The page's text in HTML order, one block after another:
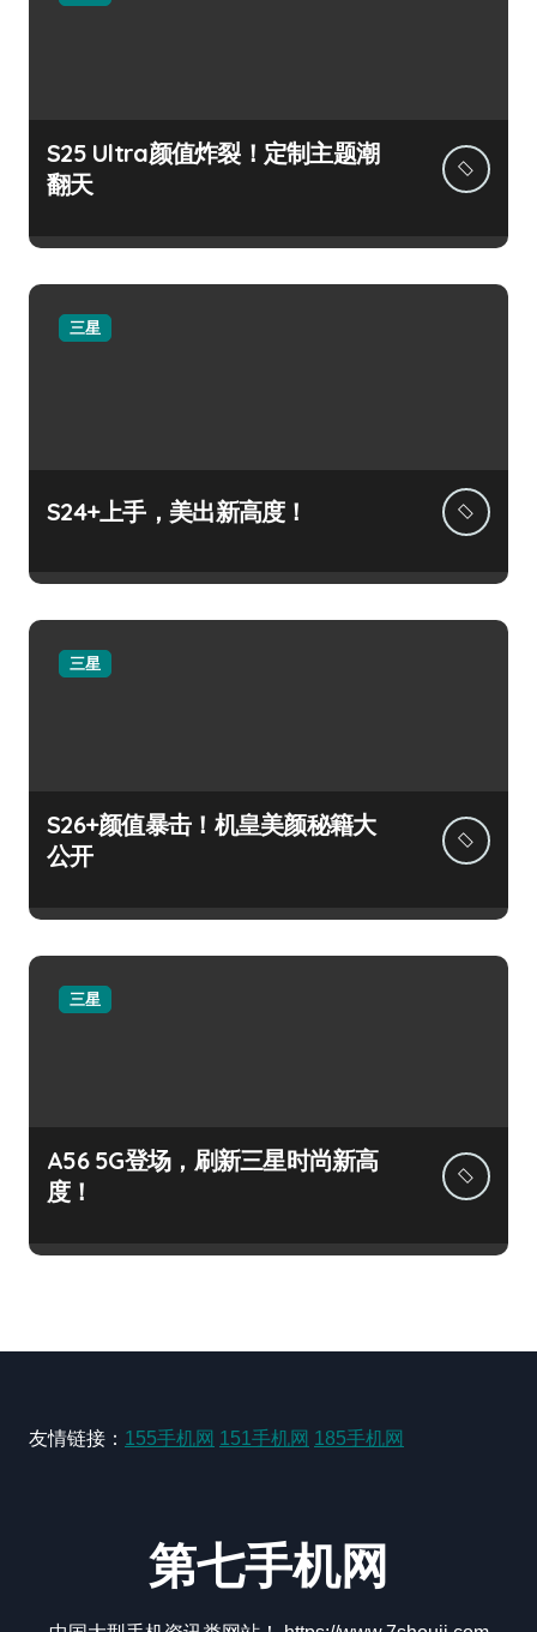
S25 Ultra颜值炸裂！定制主题潮
翻天
三星
S24+上手，美出新高度！
三星
S26+颜值暴击！机皇美颜秘籍大
公开
三星
A56 5G登场，刷新三星时尚新高
度！
友情链接： 155手机网 151手机网 185手机网
第七手机网